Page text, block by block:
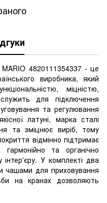
4820111354337 - це
виробника, який
міцністю,
для підключення
та регулювання
латуні, марка сталі
та зміцнює виріб, тому
відмінно підтримає
гармонійно та органічно
У комплекті два
чашами для приховування
на кранах дозволяють